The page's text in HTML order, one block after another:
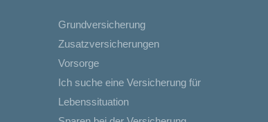
Grundversicherung
Zusatzversicherungen
Vorsorge
Ich suche eine Versicherung für
Lebenssituation